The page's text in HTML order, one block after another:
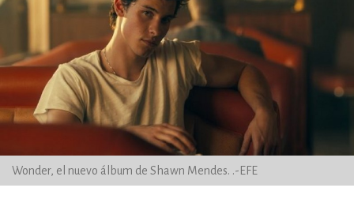
Wonder, el nuevo álbum de Shawn Mendes. .-EFE